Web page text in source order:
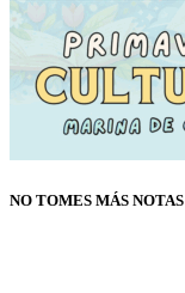
NO TOMES MÁS NOTAS